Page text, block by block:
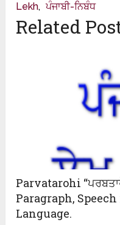
Lekh, ਪੰਜਾਬੀ-ਨਿਬੰਧ
Related
Parvatarohi
Paragraph,
Language.